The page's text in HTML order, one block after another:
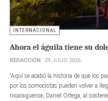
INTERNACIONAL
Ahora el águila tiene su
REDACCIÓN 29 JULIO 2026
“Aquí se acabó la historia de que los
por los somocistas pueden volver a
nicaragüense, Daniel Ortega, al